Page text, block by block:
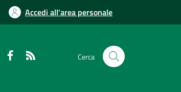
Accedi all'area personale
Cerca